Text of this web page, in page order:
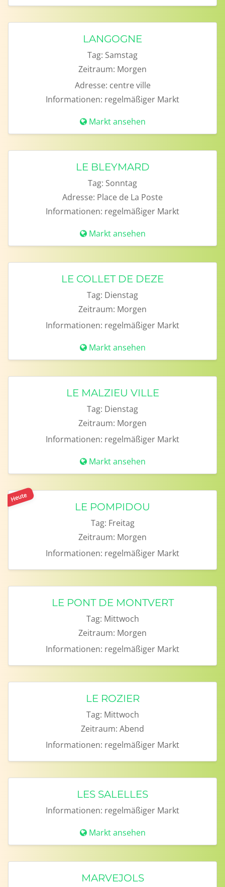
LANGOGNE
Tag: Samstag
Zeitraum: Morgen
Adresse: centre ville
Informationen: regelmäßiger Markt
Markt ansehen
LE BLEYMARD
Tag: Sonntag
Adresse: Place de La Poste
Informationen: regelmäßiger Markt
Markt ansehen
LE COLLET DE DEZE
Tag: Dienstag
Zeitraum: Morgen
Informationen: regelmäßiger Markt
Markt ansehen
LE MALZIEU VILLE
Tag: Dienstag
Zeitraum: Morgen
Informationen: regelmäßiger Markt
Markt ansehen
Heute
LE POMPIDOU
Tag: Freitag
Zeitraum: Morgen
Informationen: regelmäßiger Markt
LE PONT DE MONTVERT
Tag: Mittwoch
Zeitraum: Morgen
Informationen: regelmäßiger Markt
LE ROZIER
Tag: Mittwoch
Zeitraum: Abend
Informationen: regelmäßiger Markt
LES SALELLES
Informationen: regelmäßiger Markt
Markt ansehen
MARVEJOLS